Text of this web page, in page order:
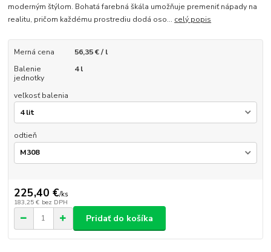
moderným štýlom. Bohatá farebná škála umožňuje premeniť nápady na
realitu, pričom každému prostrediu dodá oso... celý popis
Merná cena
56,35 € / l
Balenie
jednotky
4 l
veľkosť balenia
odtieň
225,40 €/ks
183,25 € bez DPH
Pridať do košíka